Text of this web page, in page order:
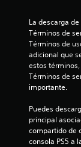
La descarga
Términos de
Términos de
adicional que
estos
Términos de
importante.
Puedes
principal
compartido de
consola PS5 a